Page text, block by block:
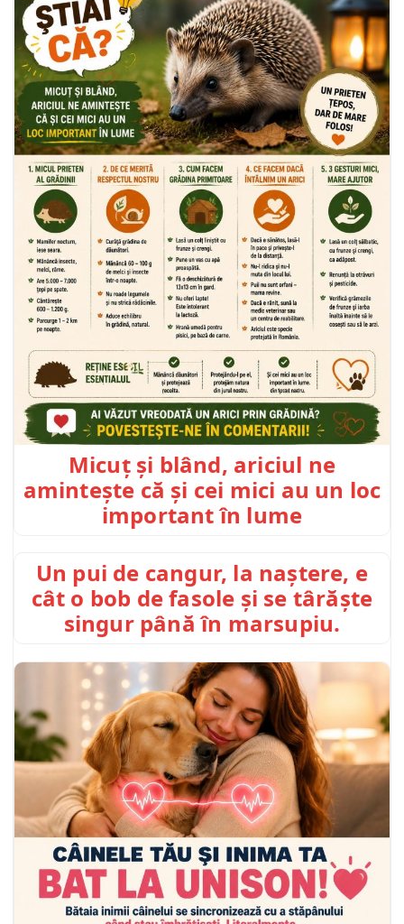
Micuț și blând, ariciul ne
amintește că și cei mici au un loc
important în lume
Un pui de cangur, la naștere, e
cât o bob de fasole și se târăște
singur până în marsupiu.